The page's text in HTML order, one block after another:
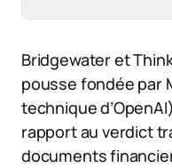
Bridgewater et
pousse fondée par
technique
rapport au verdict
documents